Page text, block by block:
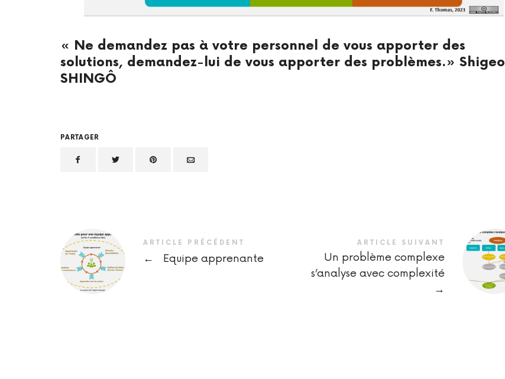
« Ne demandez pas à votre personnel de vous apporter des
solutions, demandez-lui de vous apporter des problèmes.» Shigeo
SHINGÔ
PARTAGER
ARTICLE PRÉCÉDENT
← Equipe apprenante
ARTICLE SUIVANT
Un problème complexe
s’analyse avec complexité
→